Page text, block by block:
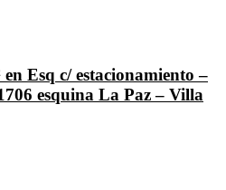
Esq c/ estacionamiento –
esquina La Paz – Villa